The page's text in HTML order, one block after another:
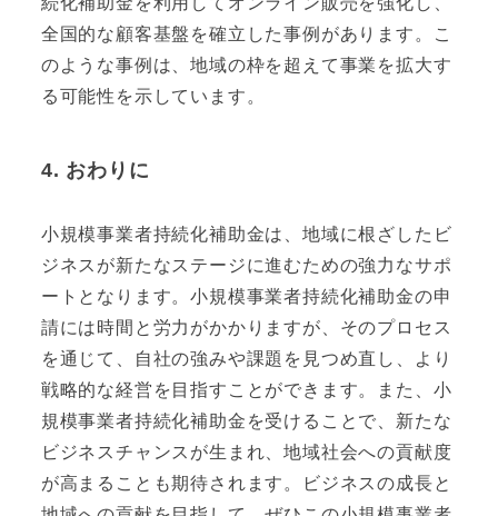
全国的な顧客基盤を確立した事例があります。こ
のような事例は、地域の枠を超えて事業を拡大す
る可能性を示しています。
4. おわりに
小規模事業者持続化補助金は、地域に根ざしたビ
ジネスが新たなステージに進むための強力なサポ
ートとなります。小規模事業者持続化補助金の申
請には時間と労力がかかりますが、そのプロセス
を通じて、自社の強みや課題を見つめ直し、より
戦略的な経営を目指すことができます。また、小
規模事業者持続化補助金を受けることで、新たな
ビジネスチャンスが生まれ、地域社会への貢献度
が高まることも期待されます。ビジネスの成長と